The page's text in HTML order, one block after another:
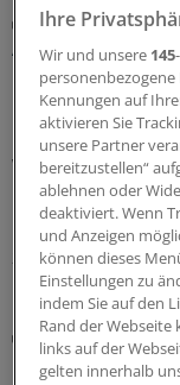
Praxis-Tipps
Ältere
Im Interview
bei
warum der
höher sein sollte,
24.07.2026
Früherkennung
Hypertonie:
Ihre
Wir und unsere 145
Kennungen auf
aktivieren Sie
unsere Partner
bereitzustellen“
ablehnen oder
deaktiviert. Wenn
und Anzeigen
können dieses
Einstellungen zu
indem Sie auf den
Rand der
links auf der
gelten innerhalb